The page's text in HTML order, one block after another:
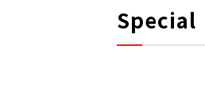
Special